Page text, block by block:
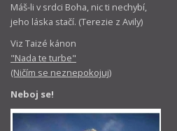
Máš-li v srdci Boha, nic ti nechybí,
jeho láska stačí. (Terezie z Avily)
Viz Taizé kánon
"Nada te turbe"
(Ničím se neznepokojuj)
Neboj se!